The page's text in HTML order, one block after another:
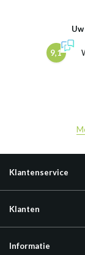
9,1
Klantenservice
Klanten
Informatie